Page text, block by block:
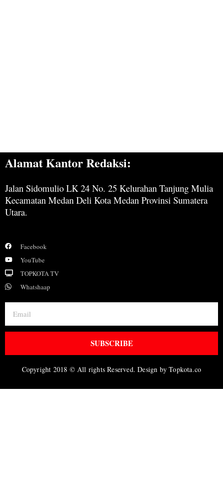
Alamat Kantor Redaksi:
Jalan Sidomulio LK 24 No. 25 Kelurahan Tanjung Mulia
Kecamatan Medan Deli Kota Medan Provinsi Sumatera
Utara.
Facebook
YouTube
TOPKOTA TV
Whatshaap
SUBSCRIBE
Copyright 2018 © All rights Reserved. Design by Topkota.co